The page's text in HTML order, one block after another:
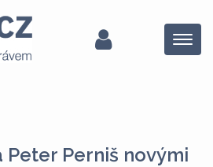
Menu
Peter Perniš novými